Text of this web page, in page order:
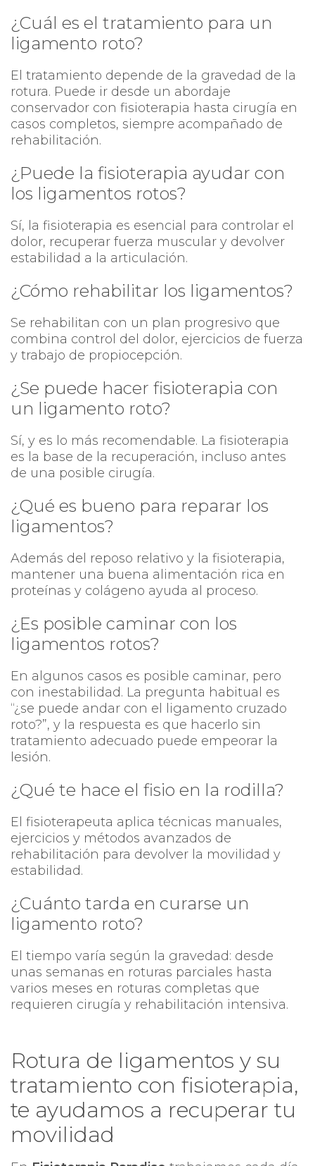
¿Cuál es el tratamiento para un
ligamento roto?
El tratamiento depende de la gravedad de la
rotura. Puede ir desde un abordaje
conservador con fisioterapia hasta cirugía en
casos completos, siempre acompañado de
rehabilitación.
¿Puede la fisioterapia ayudar con
los ligamentos rotos?
Sí, la fisioterapia es esencial para controlar el
dolor, recuperar fuerza muscular y devolver
estabilidad a la articulación.
¿Cómo rehabilitar los ligamentos?
Se rehabilitan con un plan progresivo que
combina control del dolor, ejercicios de fuerza
y trabajo de propiocepción.
¿Se puede hacer fisioterapia con
un ligamento roto?
Sí, y es lo más recomendable. La fisioterapia
es la base de la recuperación, incluso antes
de una posible cirugía.
¿Qué es bueno para reparar los
ligamentos?
Además del reposo relativo y la fisioterapia,
mantener una buena alimentación rica en
proteínas y colágeno ayuda al proceso.
¿Es posible caminar con los
ligamentos rotos?
En algunos casos es posible caminar, pero
con inestabilidad. La pregunta habitual es
“¿se puede andar con el ligamento cruzado
roto?”, y la respuesta es que hacerlo sin
tratamiento adecuado puede empeorar la
lesión.
¿Qué te hace el fisio en la rodilla?
El fisioterapeuta aplica técnicas manuales,
ejercicios y métodos avanzados de
rehabilitación para devolver la movilidad y
estabilidad.
¿Cuánto tarda en curarse un
ligamento roto?
El tiempo varía según la gravedad: desde
unas semanas en roturas parciales hasta
varios meses en roturas completas que
requieren cirugía y rehabilitación intensiva.
Rotura de ligamentos y su
tratamiento con fisioterapia,
te ayudamos a recuperar tu
movilidad